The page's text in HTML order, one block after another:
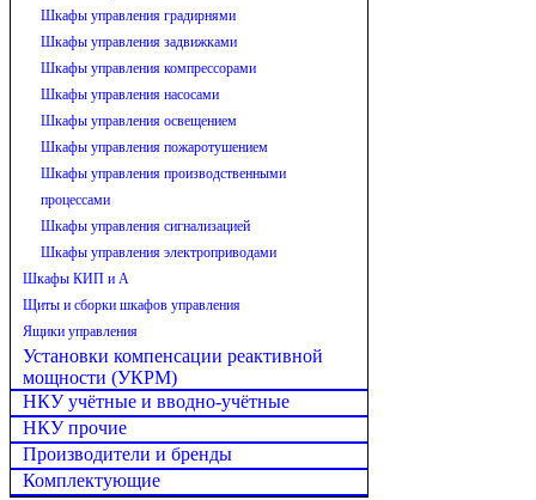
Шкафы управления градирнями
Шкафы управления задвижками
Шкафы управления компрессорами
Шкафы управления насосами
Шкафы управления освещением
Шкафы управления пожаротушением
Шкафы управления производственными
процессами
Шкафы управления сигнализацией
Шкафы управления электроприводами
Шкафы КИП и А
Щиты и сборки шкафов управления
Ящики управления
Установки компенсации реактивной
мощности (УКРМ)
НКУ учётные и вводно-учётные
НКУ прочие
Производители и бренды
Комплектующие